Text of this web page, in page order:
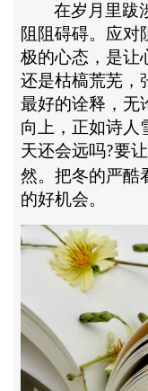
在岁月里跋
阻阻碍碍。应对
极的心态，是让
还是枯槁荒芜，
最好的诠释，无
向上，正如诗人
天还会远吗?要
然。把冬的严酷
的好机会。